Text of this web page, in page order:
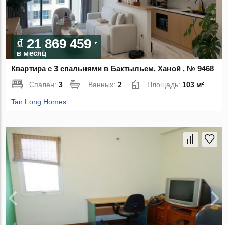
₫ 21 869 459
в месяц
Квартира с 3 спальнями в Бактыльем, Ханой , № 9468
Спален:3 Ванных:2 Площадь: 103 м²
Tan Long Homes